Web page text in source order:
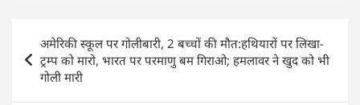
e
b
o
s
A
e
dI
l e
Post
navigation
अमेरिकी स्कूल पर गोलीबारी, 2 बच्चों की मौत:हथियारों पर लिखा-
ट्रम्प को मारो, भारत पर परमाणु बम गिराओ; हमलावर ने खुद को भी
गोली मारी